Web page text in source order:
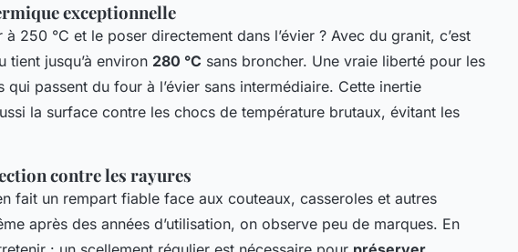
exceptionnelle
250 °C et le poser directement dans l’évier ? Avec du granit, c’est
tient jusqu’à environ 280 °C sans broncher. Une vraie liberté pour les
qui passent du four à l’évier sans intermédiaire. Cette inertie
la surface contre les chocs de température brutaux, évitant les
contre les rayures
fait un rempart fiable face aux couteaux, casseroles et autres
après des années d’utilisation, on observe peu de marques. En